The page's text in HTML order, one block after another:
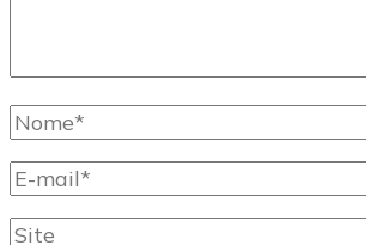
Nome
completo
E-
mail
Site